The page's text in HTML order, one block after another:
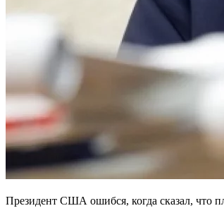
Президент США ошибся, когда сказал, что